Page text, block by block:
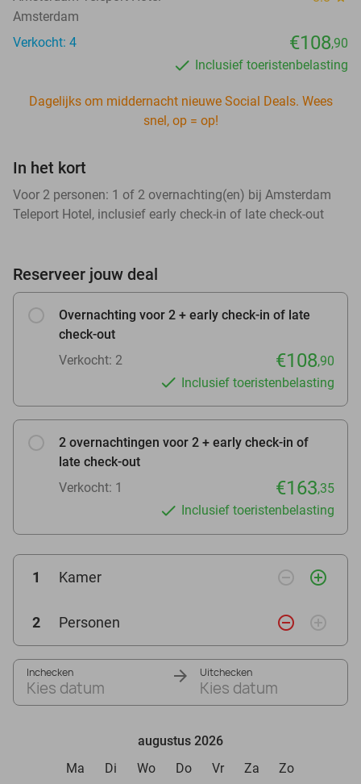
Amsterdam
Verkocht: 4
€108,90
Inclusief toeristenbelasting
Dagelijks om middernacht nieuwe Social Deals. Wees
snel, op = op!
In het kort
Voor 2 personen: 1 of 2 overnachting(en) bij Amsterdam
Teleport Hotel, inclusief early check-in of late check-out
Reserveer jouw deal
Overnachting voor 2 + early check-in of late
check-out
Verkocht: 2
€108,90
Inclusief toeristenbelasting
2 overnachtingen voor 2 + early check-in of
late check-out
Verkocht: 1
€163,35
Inclusief toeristenbelasting
1 Kamer remove_circle_outline add_circle_outline
2 Personen remove_circle_outline add_circle_outline
Inchecken
Kies datum
Uitchecken
Kies datum
augustus 2026
Ma
Di Wo Do Vr Za Zo